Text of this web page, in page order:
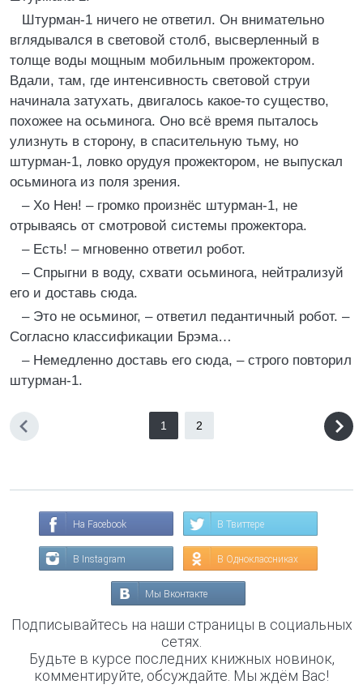
Штурман-1 ничего не ответил. Он внимательно
вглядывался в световой столб, высверленный в
толще воды мощным мобильным прожектором.
Вдали, там, где интенсивность световой струи
начинала затухать, двигалось какое-то существо,
похожее на осьминога. Оно всё время пыталось
улизнуть в сторону, в спасительную тьму, но
штурман-1, ловко орудуя прожектором, не выпускал
осьминога из поля зрения.
– Хо Нен! – громко произнёс штурман-1, не
отрываясь от смотровой системы прожектора.
– Есть! – мгновенно ответил робот.
– Спрыгни в воду, схвати осьминога, нейтрализуй
его и доставь сюда.
– Это не осьминог, – ответил педантичный робот. –
Согласно классификации Брэма…
– Немедленно доставь его сюда, – строго повторил
штурман-1.
1 2
На Facebook В Твиттере
В Instagram В Одноклассниках
Мы Вконтакте
Подписывайтесь на наши страницы в социальных
сетях.
Будьте в курсе последних книжных новинок,
комментируйте, обсуждайте. Мы ждём Вас!